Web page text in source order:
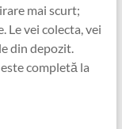
mai scurt;
Le vei colecta, vei
din depozit.
completă la